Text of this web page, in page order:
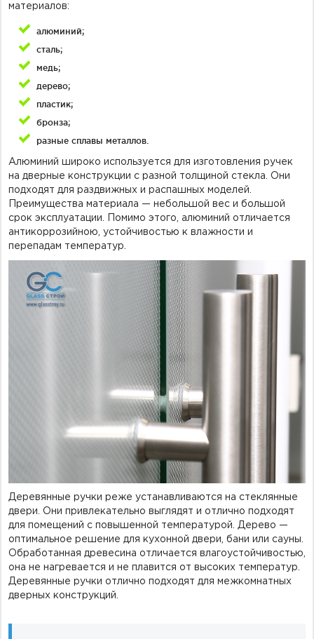
материалов:
алюминий;
сталь;
медь;
дерево;
пластик;
бронза;
разные сплавы металлов.
Алюминий широко используется для изготовления ручек
на дверные конструкции с разной толщиной стекла. Они
подходят для раздвижных и распашных моделей.
Преимущества материала — небольшой вес и большой
срок эксплуатации. Помимо этого, алюминий отличается
антикоррозийною, устойчивостью к влажности и
перепадам температур.
Деревянные ручки реже устанавливаются на стеклянные
двери. Они привлекательно выглядят и отлично подходят
для помещений с повышенной температурой. Дерево —
оптимальное решение для кухонной двери, бани или сауны.
Обработанная древесина отличается влагоустойчивостью,
она не нагревается и не плавится от высоких температур.
Деревянные ручки отлично подходят для межкомнатных
дверных конструкций.